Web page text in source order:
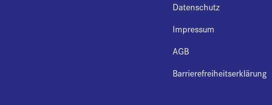
Datenschutz
Impressum
AGB
Barrierefreiheitserklärung